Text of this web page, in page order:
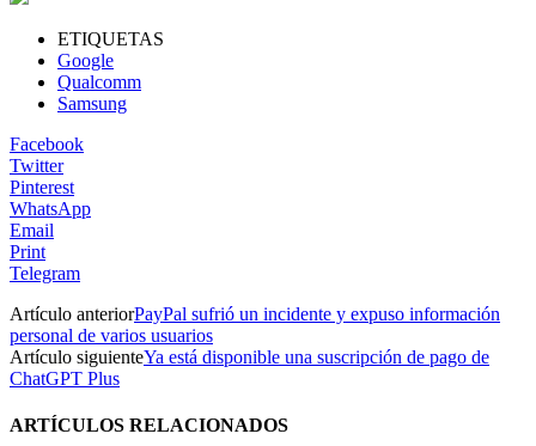
ETIQUETAS
Google
Qualcomm
Samsung
Facebook
Twitter
Pinterest
WhatsApp
Email
Print
Telegram
Artículo anteriorPayPal sufrió un incidente y expuso información
personal de varios usuarios
Artículo siguienteYa está disponible una suscripción de pago de
ChatGPT Plus
ARTÍCULOS RELACIONADOS